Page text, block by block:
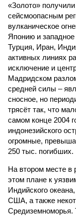
«Золото»
сейсмоопасным
вулканическое
Японию и
Турция, Иран,
активных линиях
исключение и
Мадридском
средней силы –
сносное, но
трясёт так, что
самом конце 2004
индонезийского
огромные,
250 тыс. погибших.
На втором месте в
этом плане к
Индийского
США, а также
Средиземноморья.